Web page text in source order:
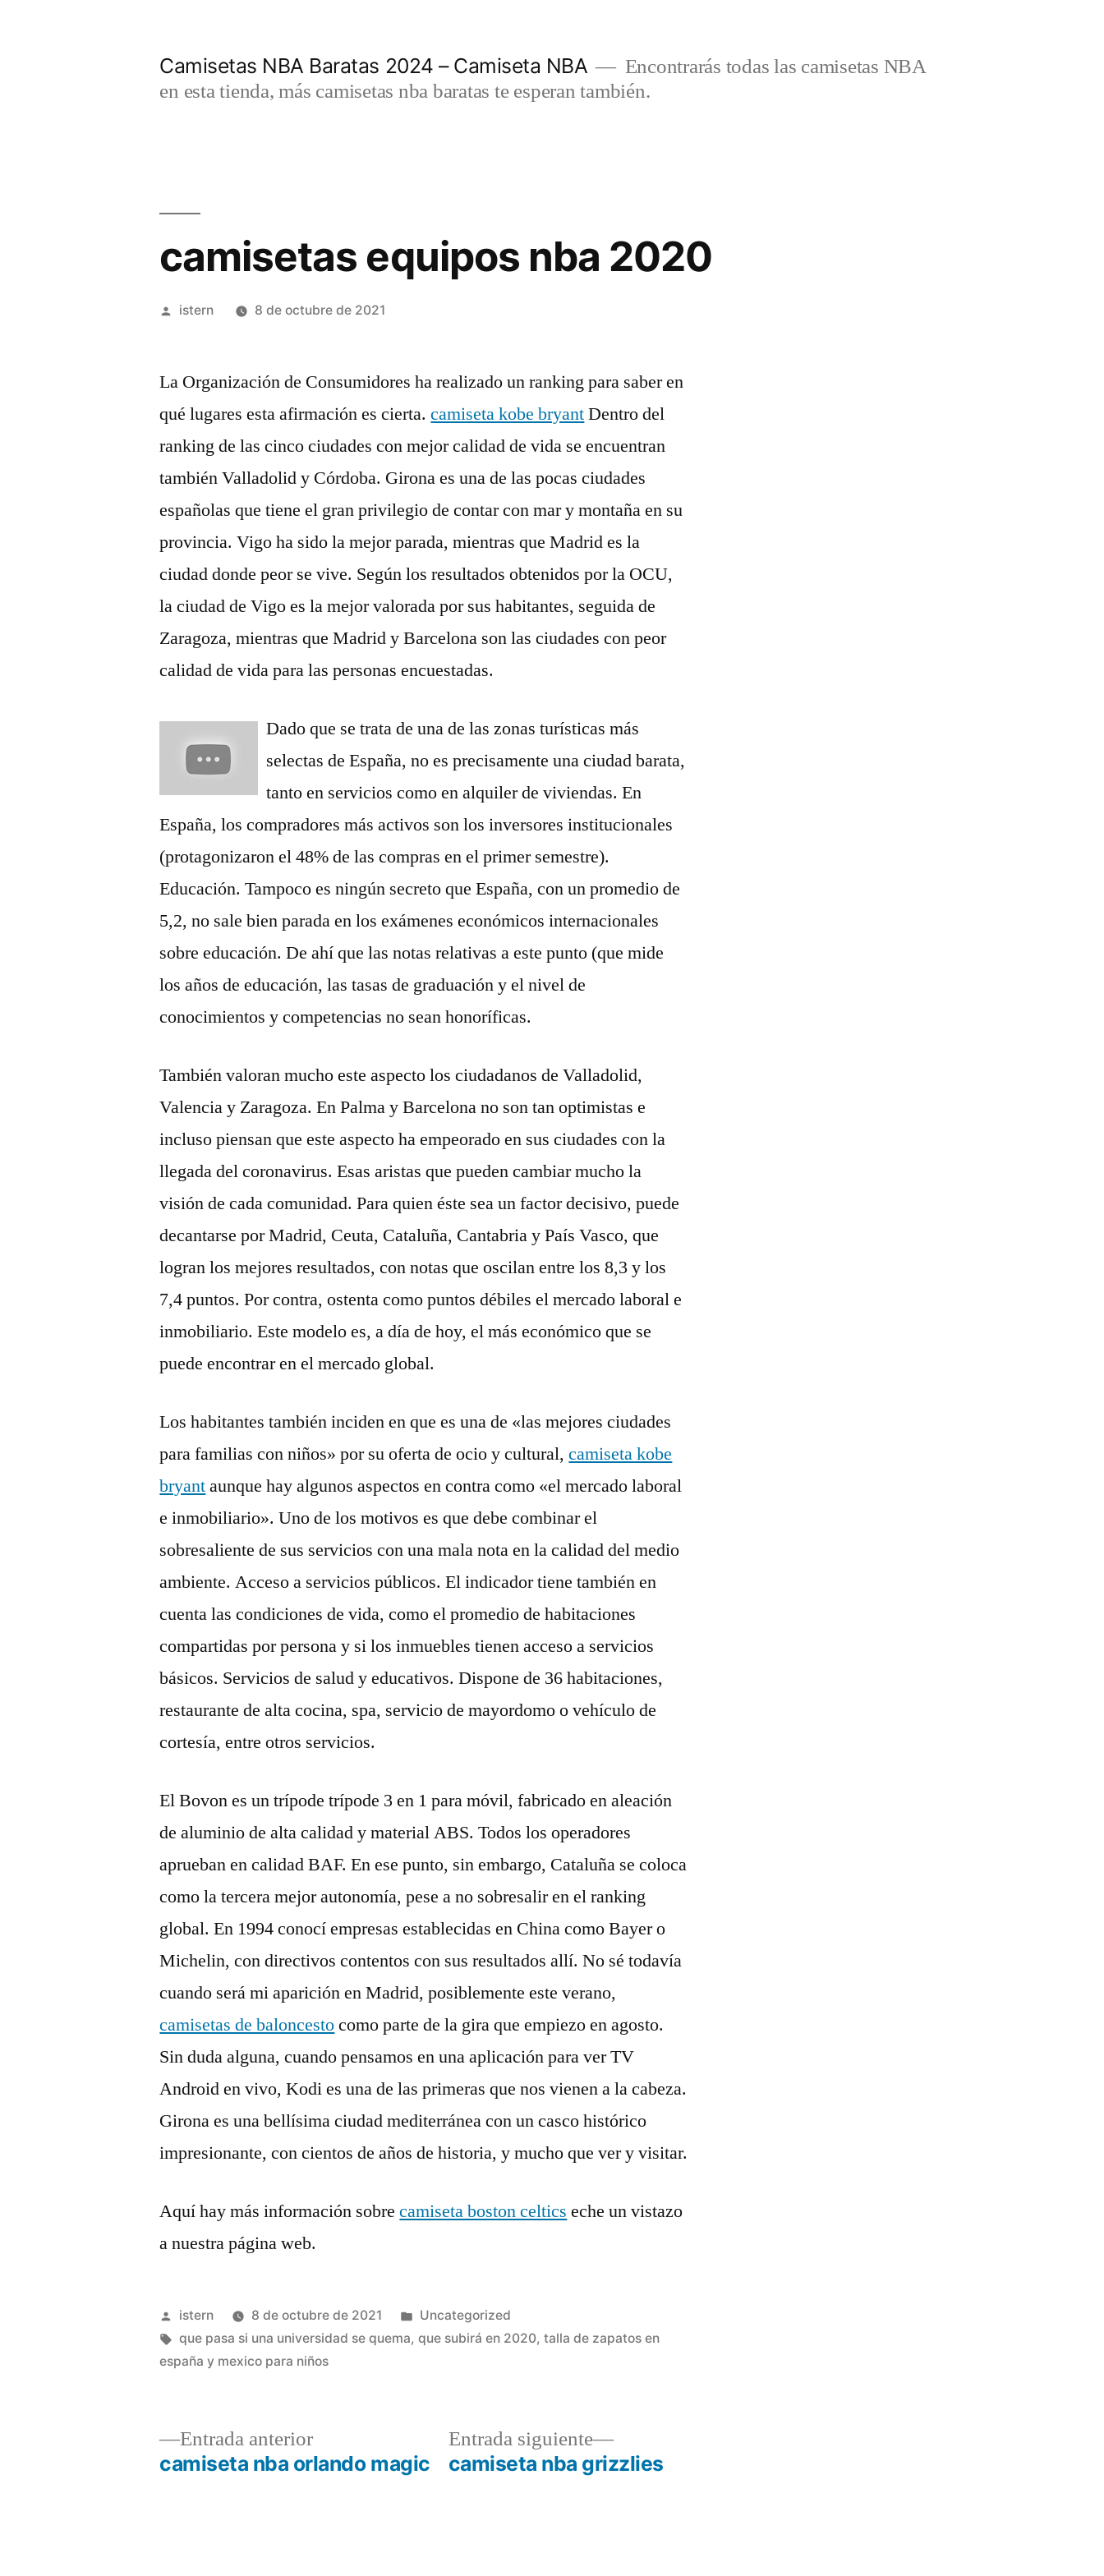
Camisetas NBA Baratas 2024 – Camiseta NBA
Encontrarás todas las camisetas NBA
en esta tienda, más camisetas nba baratas te esperan también.
camisetas equipos nba 2020
Publicado
istern 8 de octubre de 2021
La Organización de Consumidores ha realizado un ranking para saber en
qué lugares esta afirmación es cierta.camiseta kobe bryantDentro del
ranking de las cinco ciudades con mejor calidad de vida se encuentran
también Valladolid y Córdoba. Girona es una de las pocas ciudades
españolas que tiene el gran privilegio de contar con mar y montaña en su
provincia. Vigo ha sido la mejor parada, mientras que Madrid es la
ciudad donde peor se vive. Según los resultados obtenidos por la OCU,
la ciudad de Vigo es la mejor valorada por sus habitantes, seguida de
Zaragoza, mientras que Madrid y Barcelona son las ciudades con peor
calidad de vida para las personas encuestadas.
Dado que se trata de una de las zonas turísticas más
selectas de España, no es precisamente una ciudad barata,
tanto en servicios como en alquiler de viviendas. En
España, los compradores más activos son los inversores institucionales
(protagonizaron el 48% de las compras en el primer semestre).
Educación. Tampoco es ningún secreto que España, con un promedio de
5,2, no sale bien parada en los exámenes económicos internacionales
sobre educación. De ahí que las notas relativas a este punto (que mide
los años de educación, las tasas de graduación y el nivel de
conocimientos y competencias no sean honoríficas.
También valoran mucho este aspecto los ciudadanos de Valladolid,
Valencia y Zaragoza. En Palma y Barcelona no son tan optimistas e
incluso piensan que este aspecto ha empeorado en sus ciudades con la
llegada del coronavirus. Esas aristas que pueden cambiar mucho la
visión de cada comunidad. Para quien éste sea un factor decisivo, puede
decantarse por Madrid, Ceuta, Cataluña, Cantabria y País Vasco, que
logran los mejores resultados, con notas que oscilan entre los 8,3 y los
7,4 puntos. Por contra, ostenta como puntos débiles el mercado laboral e
inmobiliario. Este modelo es, a día de hoy, el más económico que se
puede encontrar en el mercado global.
Los habitantes también inciden en que es una de «las mejores ciudades
para familias con niños» por su oferta de ocio y cultural,camiseta kobe
bryantaunque hay algunos aspectos en contra como «el mercado laboral
e inmobiliario». Uno de los motivos es que debe combinar el
sobresaliente de sus servicios con una mala nota en la calidad del medio
ambiente. Acceso a servicios públicos. El indicador tiene también en
cuenta las condiciones de vida, como el promedio de habitaciones
compartidas por persona y si los inmuebles tienen acceso a servicios
básicos. Servicios de salud y educativos. Dispone de 36 habitaciones,
restaurante de alta cocina, spa, servicio de mayordomo o vehículo de
cortesía, entre otros servicios.
El Bovon es un trípode trípode 3 en 1 para móvil, fabricado en aleación
de aluminio de alta calidad y material ABS. Todos los operadores
aprueban en calidad BAF. En ese punto, sin embargo, Cataluña se coloca
como la tercera mejor autonomía, pese a no sobresalir en el ranking
global. En 1994 conocí empresas establecidas en China como Bayer o
Michelin, con directivos contentos con sus resultados allí. No sé todavía
cuando será mi aparición en Madrid, posiblemente este verano,
camisetas de baloncestocomo parte de la gira que empiezo en agosto.
Sin duda alguna, cuando pensamos en una aplicación para ver TV
Android en vivo, Kodi es una de las primeras que nos vienen a la cabeza.
Girona es una bellísima ciudad mediterránea con un casco histórico
impresionante, con cientos de años de historia, y mucho que ver y visitar.
Aquí hay más información sobrecamiseta boston celtics eche un vistazo
a nuestra página web.
Publicado
por
istern 8 de octubre de 2021
Publicado
en
Uncategorized
Etiquetas:
que pasa si una universidad se quema,que subirá en 2020,talla de zapatos en
españa y mexico para niños
Navegación
Entrada anteriorEntrada
anterior:
camiseta nba orlando magic
Entrada siguiente
Entrada
siguiente:
camiseta nba grizzlies